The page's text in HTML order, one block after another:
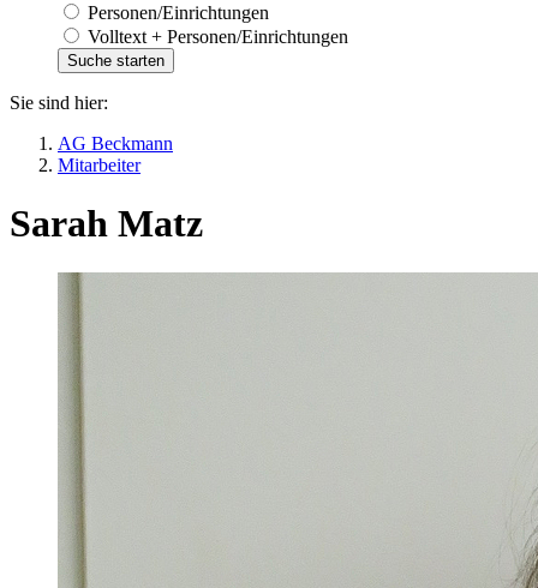
Personen/Einrichtungen
Volltext + Personen/Einrichtungen
Sie sind hier:
AG Beckmann
Mitarbeiter
Sarah Matz